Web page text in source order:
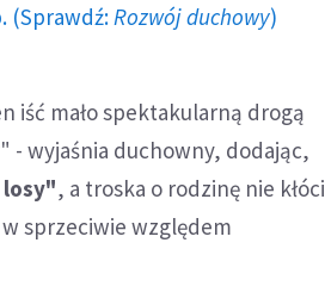
(Sprawdź: Rozwój duchowy)
iść mało spektakularną drogą
- wyjaśnia duchowny, dodając,
losy", a troska o rodzinę nie kłóci
sprzeciwie względem